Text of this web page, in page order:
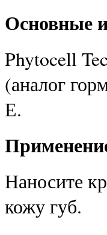
Основные
Phytocell
(аналог
Е.
Наносите
кожу губ.